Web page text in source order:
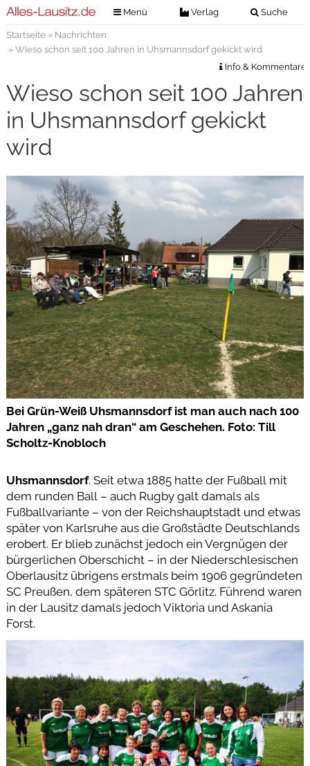
Menü Verlag Suche
Verlag
Kontakt
Impressum
Veranstaltungstickets
Anzeigenannahme
Digitale Ausgaben
Startseite» Nachrichten
» Wieso schon seit 100 Jahren in Uhsmannsdorf gekickt wird
Info & Kommentare
Wieso schon seit 100 Jahren
in Uhsmannsdorf gekickt
wird
Bei Grün-Weiß Uhsmannsdorf ist man auch nach 100
Jahren „ganz nah dran“ am Geschehen. Foto: Till
Scholtz-Knobloch
Uhsmannsdorf. Seit etwa 1885 hatte der Fußball mit
dem runden Ball – auch Rugby galt damals als
Fußballvariante – von der Reichshauptstadt und etwas
später von Karlsruhe aus die Großstädte Deutschlands
erobert. Er blieb zunächst jedoch ein Vergnügen der
bürgerlichen Oberschicht – in der Niederschlesischen
Oberlausitz übrigens erstmals beim 1906 gegründeten
SC Preußen, dem späteren STC Görlitz. Führend waren
in der Lausitz damals jedoch Viktoria und Askania
Forst.